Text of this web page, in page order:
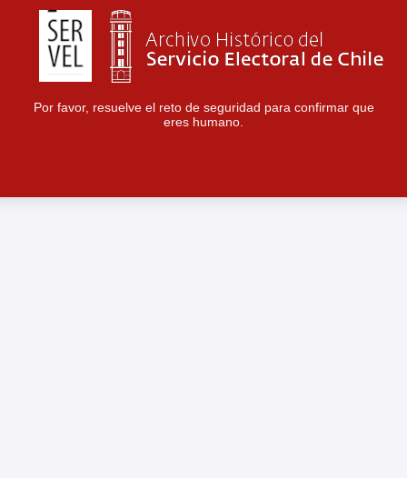
Por favor, resuelve el reto de seguridad para confirmar que
eres humano.